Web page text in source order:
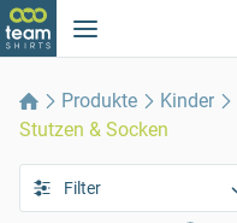
Produkte Kinder
Stutzen & Socken
Filter